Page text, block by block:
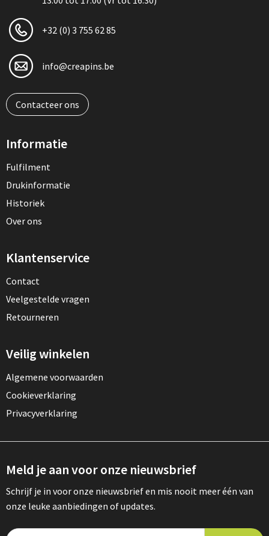
+32 (0) 3 755 62 85
info@creapins.be
Contacteer ons
Informatie
Fulfilment
Drukinformatie
Historiek
Over ons
Klantenservice
Contact
Veelgestelde vragen
Retourneren
Veilig winkelen
Algemene voorwaarden
Cookieverklaring
Privacyverklaring
Meld je aan voor onze nieuwsbrief
Schrijf je in voor onze nieuwsbrief en mis nooit meer één van
onze leuke aanbiedingen of updates.